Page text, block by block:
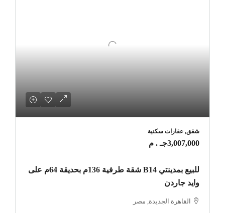
شقق, عقارات سكنية
3,007,000جـ . م
للبيع بمدينتي B14 شقة طرفية 136م بحديقة 64م على
وايد جاردن
القاهرة الجديدة, مصر